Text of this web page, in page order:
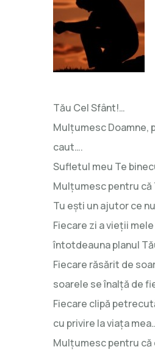
Tău Cel Sfânt!…
Mulţumesc Doamne,
caut….
Sufletul meu Te
Mulţumesc pentru că
Tu eşti un ajutor ce
Fiecare zi a vieţii
întotdeauna planul
Fiecare răsărit de
soarele se înalţă de
Fiecare clipă
cu privire la viaţa
Mulţumesc pentru că